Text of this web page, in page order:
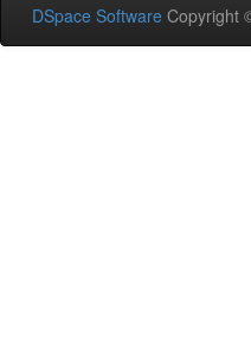
DSpace Software Copyright